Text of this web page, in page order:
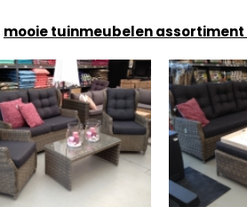
mooie tuinmeubelen assortiment